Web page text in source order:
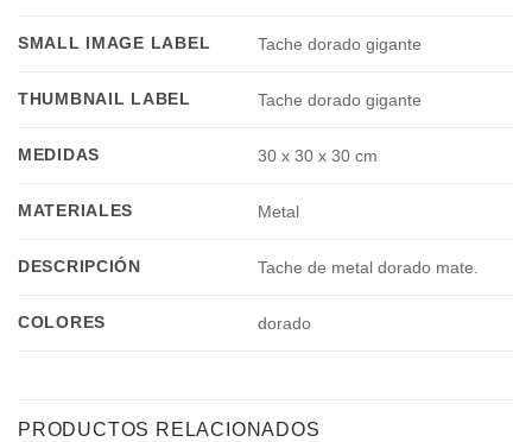
SMALL IMAGE LABEL Tache dorado gigante
THUMBNAIL LABEL Tache dorado gigante
MEDIDAS 30 x 30 x 30 cm
MATERIALES Metal
DESCRIPCIÓN Tache de metal dorado mate.
COLORES dorado
PRODUCTOS RELACIONADOS